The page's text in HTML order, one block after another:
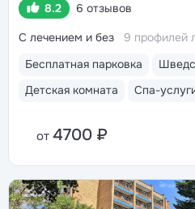
8.2
6 отзывов
Бесплатная парковка
Детская комната
Спа-
С лечением и без 9 профилей
от 4700 ₽